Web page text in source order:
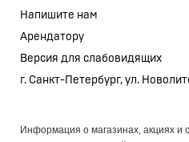
Напишите нам
Арендатору
Версия для слабовидящих
г. Санкт-Петербург, ул.
Информация о магазинах, акциях и